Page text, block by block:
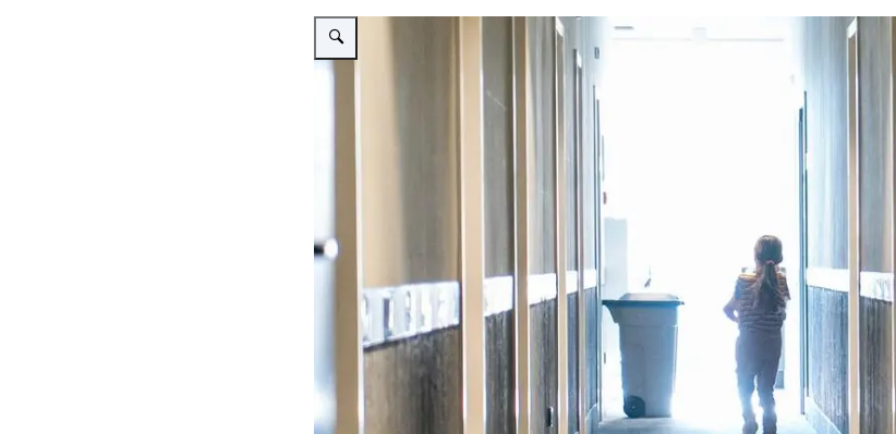
Vergroot afbeelding Oekraïens kind in noodopvang Harskamp